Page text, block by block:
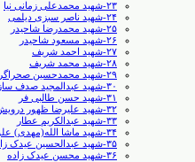
۲۳-شهید محمدعلی زمانی نیا
۲۴-شهید ناصر سبزی دیلمی
۲۵-شهید محمدرضا شاحیدر
۲۶-شهید مسعود شاحیدر
۲۷-شهید احمد شریف
۲۸-شهید محمد شریف
۲۹-شهید محمدحسین صحراگردزاده
۳۰-شهید عبدالمجید صدف ساز
۳۱-شهید حسن طالبی ‏فر
۳۲-شهید علیرضا ظهور درویش
۳۳-شهید عبدالکریم عطار
۳۴-شهید ماشا الله(مهدی) علوی
۳۵-شهید عبدالحسین عیدک زاده
۳۶-شهید محسن عیدک زاده